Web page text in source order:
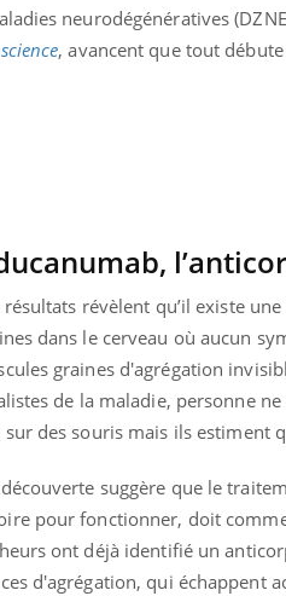
neurodégénératives
, avancent que tout
résultats révèlent qu’il existe
dans le cerveau où aucun
graines d'agrégation
de la maladie, personne
sur des souris mais ils estiment
suggère que le
pour fonctionner, doit
ont déjà identifié un
d'agrégation, qui échappent
2026Youtube
et, pour de
atteintes de
période de questions, de
Un «
Un
santé